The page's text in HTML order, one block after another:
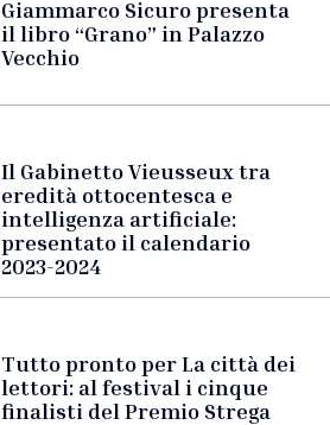
Giammarco Sicuro presenta
il libro “Grano” in Palazzo
Vecchio
Il Gabinetto Vieusseux tra
eredità ottocentesca e
intelligenza artificiale:
presentato il calendario
2023-2024
Tutto pronto per La città dei
lettori: al festival i cinque
finalisti del Premio Strega